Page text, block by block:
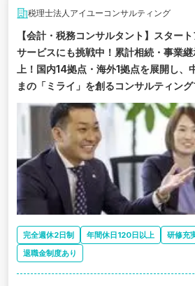
税理士法人アイユーコンサルティング
【会計・税務コンサルタント】スター
サービスにも挑戦中！累計相続・事業
上！国内14拠点・海外1拠点を展開し、
まの「ミライ」を創るコンサルティン
完全週休2日制 年間休日120日以上 研修充
退職金制度あり